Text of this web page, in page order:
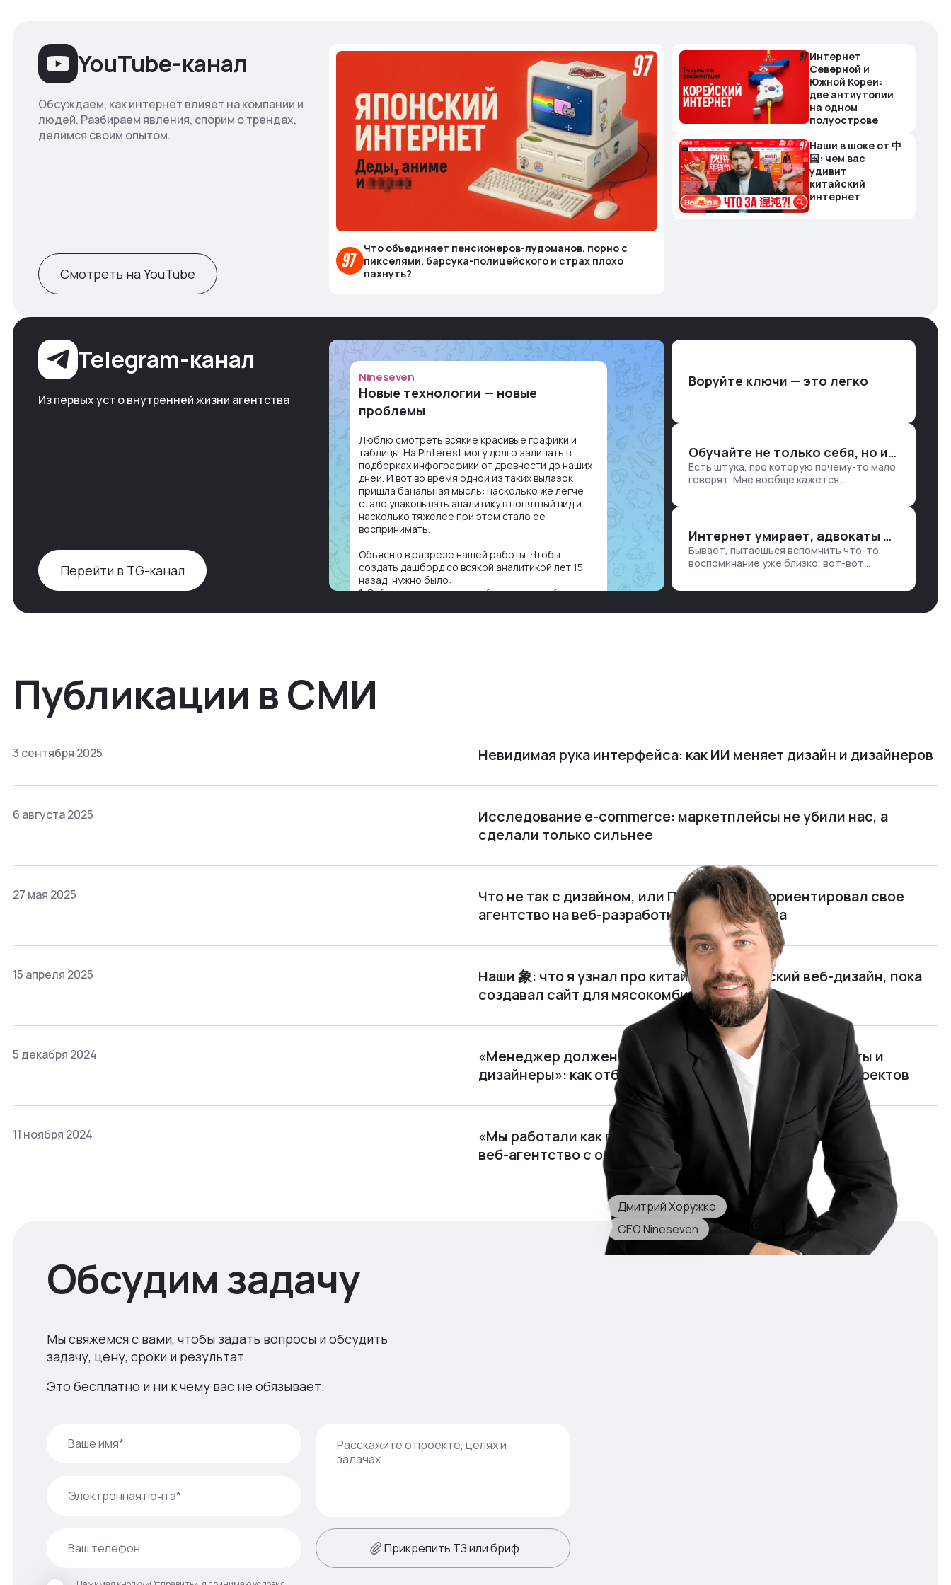
YouTube-канал
Обсуждаем, как интернет влияет на компании и
людей. Разбираем явления, спорим о трендах,
делимся своим опытом.
Смотреть на YouTube
Что объединяет пенсионеров-лудоманов, порно с
пикселями, барсука-полицейского и страх плохо
пахнуть?
Интернет
Северной и
Южной Кореи:
две антиутопии
на одном
полуострове
Наши в шоке от 中
国: чем вас
удивит
китайский
интернет
Telegram-канал
Из первых уст о внутренней жизни агентства
Перейти в TG-канал
Nineseven
Новые технологии — новые
проблемы
Люблю смотреть всякие красивые графики и
таблицы. На Pinterest могу долго залипать в
подборках инфографики от древности до наших
дней. И вот во время одной из таких вылазок
пришла банальная мысль: насколько же легче
стало упаковывать аналитику в понятный вид и
насколько тяжелее при этом стало ее
воспринимать.
Объясню в разрезе нашей работы. Чтобы
создать дашборд со всякой аналитикой лет 15
назад, нужно было:
1. Собирать данные в одну базу и разгребать их
проекту — все ручками
Воруйте ключи — это легко
Обучайте не только себя, но и клиентов
Есть штука, про которую почему-то мало
говорят. Мне вообще кажется
е…
Интернет умирает, адвокаты и судьи в растерянности, а я хочу песню
Бывает, пытаешься вспомнить что-то,
воспоминание уже близко, вот-вот
но… Нет. И так часами. Или днями. А то и
Публикации в СМИ
3 сентября 2025 Невидимая рука интерфейса: как ИИ меняет дизайн и дизайнеров
6 августа 2025
Исследование e-commerce: маркетплейсы не убили нас, а
сделали только сильнее
27 мая 2025
Что не так с дизайном, или Почему я переориентировал свое
агентство на веб-разработку полного цикла
15 апреля 2025
Наши 象: что я узнал про китайцев и китайский веб-дизайн, пока
создавал сайт для мясокомбината
5 декабря 2024
«Менеджер должен понимать, чем живут программисты и
дизайнеры»: как отбирать и обучать руководителей проектов
11 ноября 2024
«Мы работали как пирамида»: я открыл и едва не закрыл
веб⁠-⁠агентство с оборотом 700 000 $ в год
Обсудим задачу
Мы свяжемся с вами, чтобы задать вопросы и обсудить
задачу, цену, сроки и результат.
Это бесплатно и ни к чему вас не обязывает.
Прикрепить ТЗ или бриф
Дмитрий Хоружко
CEO Nineseven